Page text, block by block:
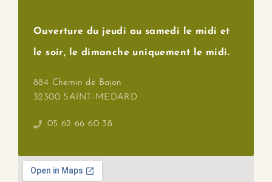
Ouverture du jeudi au samedi le midi et
le soir, le dimanche uniquement le midi.
884 Chemin de Bajon
32300 SAINT-MEDARD
05 62 66 60 38